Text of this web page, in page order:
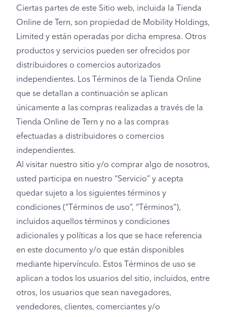
Ciertas partes de este Sitio web, incluida la Tienda
Online de Tern, son propiedad de Mobility Holdings,
Limited y están operadas por dicha empresa. Otros
productos y servicios pueden ser ofrecidos por
distribuidores o comercios autorizados
independientes. Los Términos de la Tienda Online
que se detallan a continuación se aplican
únicamente a las compras realizadas a través de la
Tienda Online de Tern y no a las compras
efectuadas a distribuidores o comercios
independientes.
Al visitar nuestro sitio y/o comprar algo de nosotros,
usted participa en nuestro “Servicio” y acepta
quedar sujeto a los siguientes términos y
condiciones (“Términos de uso”, “Términos”),
incluidos aquellos términos y condiciones
adicionales y políticas a los que se hace referencia
en este documento y/o que están disponibles
mediante hipervínculo. Estos Términos de uso se
aplican a todos los usuarios del sitio, incluidos, entre
otros, los usuarios que sean navegadores,
vendedores, clientes, comerciantes y/o